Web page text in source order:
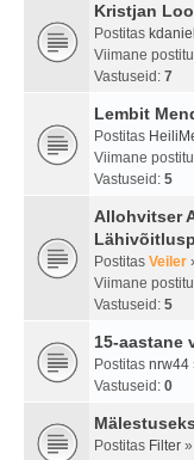
Kristjan
Postitas kdaniel
Viimane
Vastuseid: 7
Lembit
Postitas
Viimane
Vastuseid: 5
Allohvitser
Postitas Veiler
Viimane
Vastuseid: 5
15-aastane
Postitas nrw44
Vastuseid: 0
Postitas Filter